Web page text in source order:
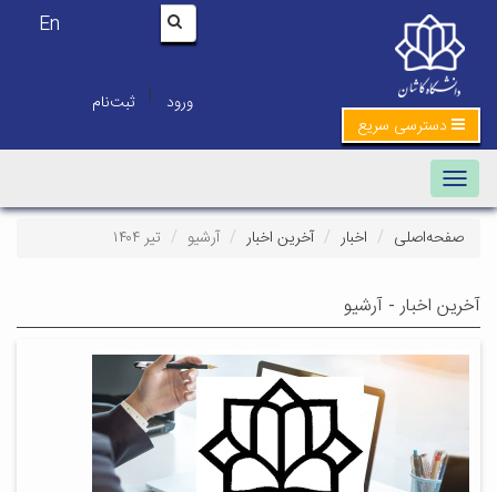
En
ورود | ثبت‌نام
دسترسی سریع
Toggle navigation
صفحه‌اصلی اخبار آخرین اخبار آرشیو تیر ۱۴۰۴
آخرین اخبار - آرشیو